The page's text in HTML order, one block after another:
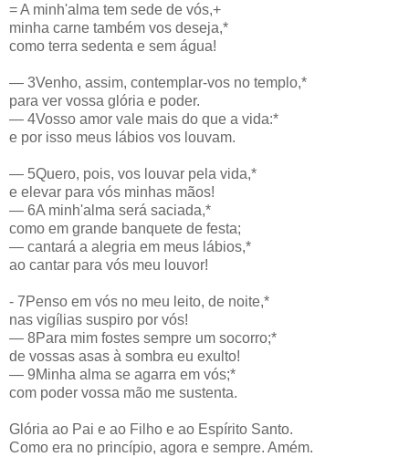
= A minh'alma tem sede de vós,+
minha carne também vos deseja,*
como terra sedenta e sem água!
— 3Venho, assim, contemplar-vos no templo,*
para ver vossa glória e poder.
— 4Vosso amor vale mais do que a vida:*
e por isso meus lábios vos louvam.
— 5Quero, pois, vos louvar pela vida,*
e elevar para vós minhas mãos!
— 6A minh'alma será saciada,*
como em grande banquete de festa;
— cantará a alegria em meus lábios,*
ao cantar para vós meu louvor!
- 7Penso em vós no meu leito, de noite,*
nas vigílias suspiro por vós!
— 8Para mim fostes sempre um socorro;*
de vossas asas à sombra eu exulto!
— 9Minha alma se agarra em vós;*
com poder vossa mão me sustenta.
Glória ao Pai e ao Filho e ao Espírito Santo.
Como era no princípio, agora e sempre. Amém.